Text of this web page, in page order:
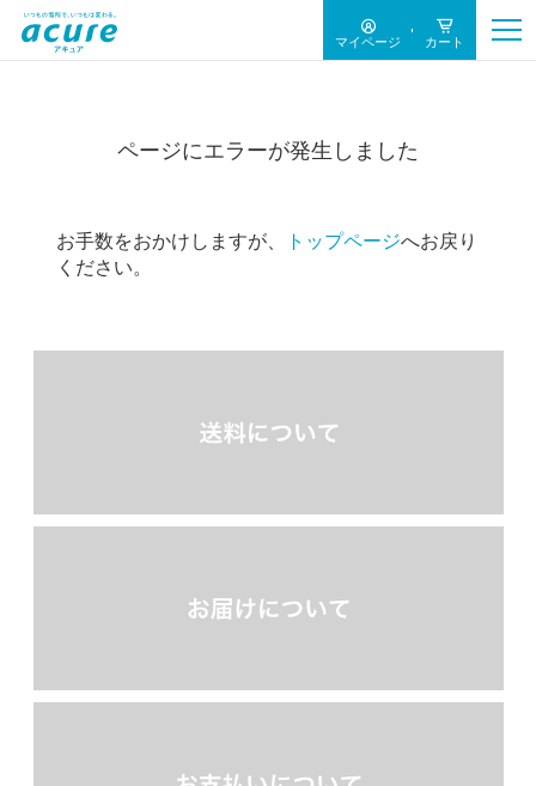
マイページ カート
ページにエラーが発生しました
お手数をおかけしますが、 トップページへお戻り
ください。